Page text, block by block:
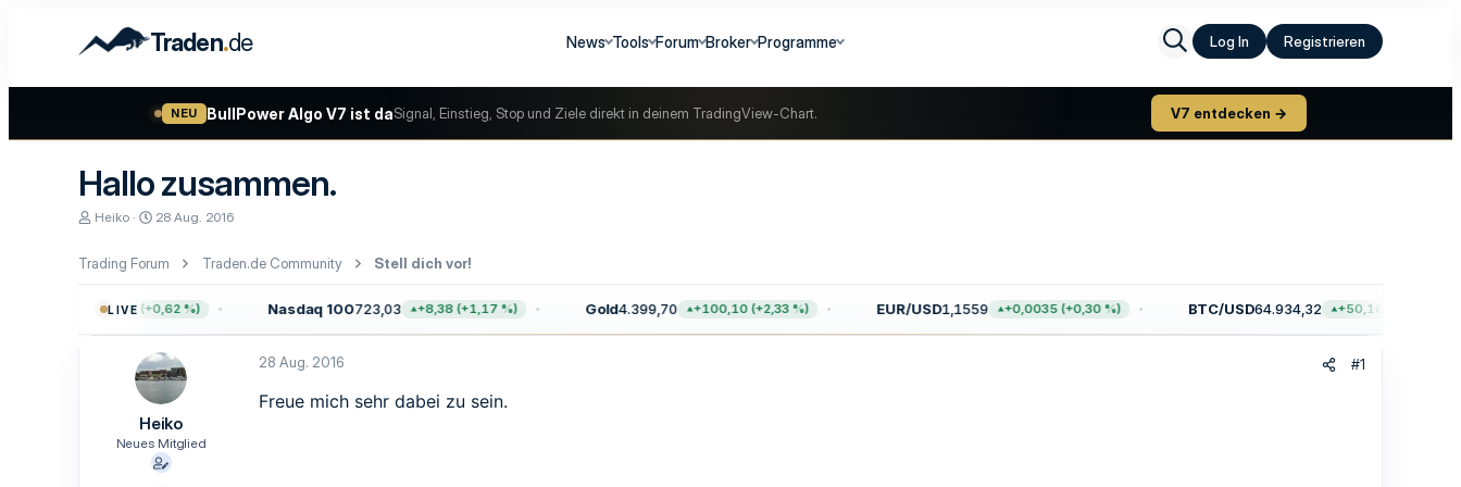
Traden.de News Tools Forum Broker Programme Log In Registrieren
NEU BullPower Algo V7 ist daSignal, Einstieg, Stop und Ziele direkt in deinem TradingView-Chart. V7 entdecken →
Hallo zusammen.
E
t
e
Heiko
E
t
l
t
a
m
28 Aug. 2016
Trading Forum Traden.de Community Stell dich vor!
LIVE
+47,68 (+0,62 %) Nasdaq 100723,03 +8,38 (+1,17 %) Gold4.399,70 +100,10 (+2,33 %) EUR/USD1,1559 +0,0035 (+0,30 %) BTC/USD64.934,32 +50,16 (+0,08 %)
Heiko
Neues Mitglied
28 Aug. 2016 #1
Freue mich sehr dabei zu sein.